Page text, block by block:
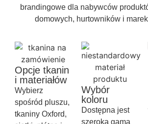
brandingowe dla nabywców
domowych, hurtowników i marek
Opcje tkanin
i materiałów
Wybierz
spośród pluszu,
tkaniny Oxford,
Wybór
koloru
Dostępna jest
szeroka gama